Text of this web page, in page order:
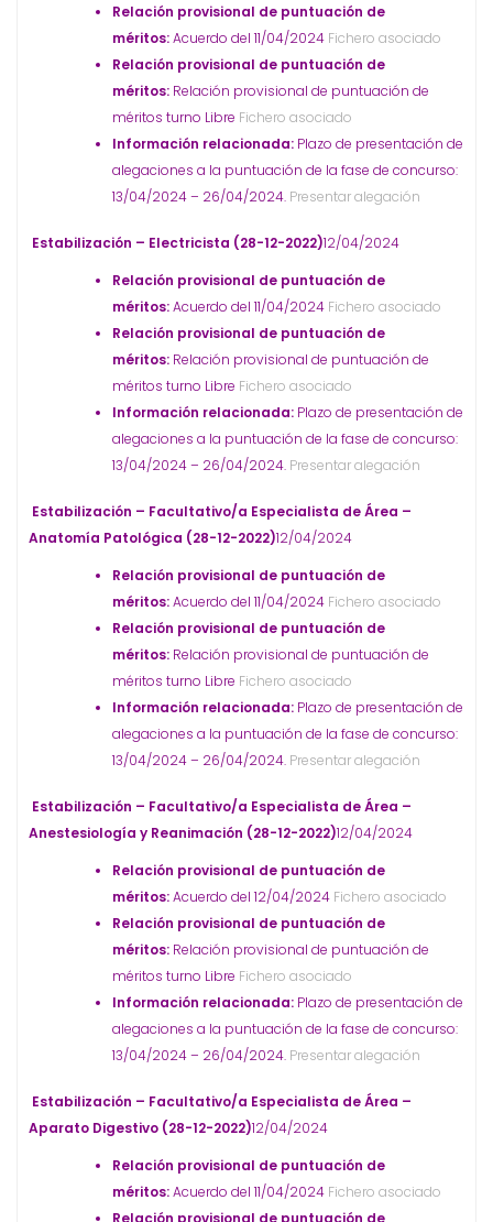
Relación provisional de puntuación de
méritos:Acuerdo del 11/04/2024 Fichero asociado
Relación provisional de puntuación de
méritos: Relación provisional de puntuación de
méritos turno Libre Fichero asociado
Información relacionada: Plazo de presentación de
alegaciones a la puntuación de la fase de concurso:
13/04/2024 – 26/04/2024. Presentar alegación
Estabilización – Electricista (28-12-2022)12/04/2024
Relación provisional de puntuación de
méritos:Acuerdo del 11/04/2024 Fichero asociado
Relación provisional de puntuación de
méritos: Relación provisional de puntuación de
méritos turno Libre Fichero asociado
Información relacionada: Plazo de presentación de
alegaciones a la puntuación de la fase de concurso:
13/04/2024 – 26/04/2024. Presentar alegación
Estabilización – Facultativo/a Especialista de Área –
Anatomía Patológica (28-12-2022)12/04/2024
Relación provisional de puntuación de
méritos:Acuerdo del 11/04/2024 Fichero asociado
Relación provisional de puntuación de
méritos: Relación provisional de puntuación de
méritos turno Libre Fichero asociado
Información relacionada: Plazo de presentación de
alegaciones a la puntuación de la fase de concurso:
13/04/2024 – 26/04/2024. Presentar alegación
Estabilización – Facultativo/a Especialista de Área –
Anestesiología y Reanimación (28-12-2022)12/04/2024
Relación provisional de puntuación de
méritos:Acuerdo del 12/04/2024 Fichero asociado
Relación provisional de puntuación de
méritos: Relación provisional de puntuación de
méritos turno Libre Fichero asociado
Información relacionada: Plazo de presentación de
alegaciones a la puntuación de la fase de concurso:
13/04/2024 – 26/04/2024. Presentar alegación
Estabilización – Facultativo/a Especialista de Área –
Aparato Digestivo (28-12-2022)12/04/2024
Relación provisional de puntuación de
méritos:Acuerdo del 11/04/2024 Fichero asociado
Relación provisional de puntuación de